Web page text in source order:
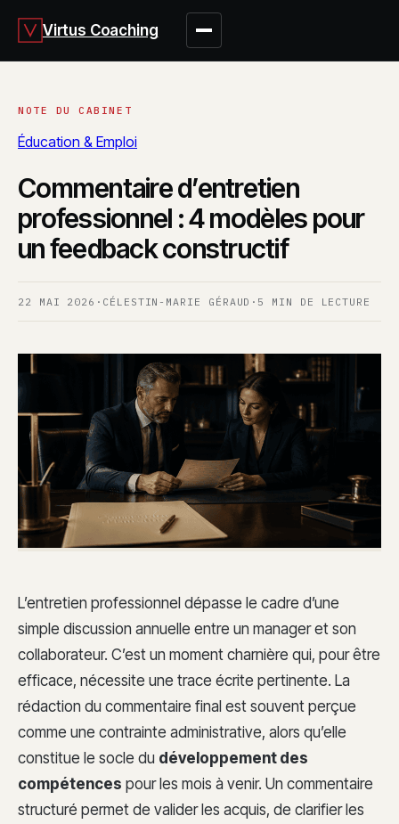
Virtus Coaching
Éducation & Emploi
Commentaire d’entretien
professionnel : 4 modèles pour
un feedback constructif
22 MAI 2026 · CÉLESTIN-MARIE GÉRAUD · 5 MIN DE LECTURE
L’entretien professionnel dépasse le cadre d’une
simple discussion annuelle entre un manager et son
collaborateur. C’est un moment charnière qui, pour être
efficace, nécessite une trace écrite pertinente. La
rédaction du commentaire final est souvent perçue
comme une contrainte administrative, alors qu’elle
constitue le socle du développement des
compétences pour les mois à venir. Un commentaire
structuré permet de valider les acquis, de clarifier les